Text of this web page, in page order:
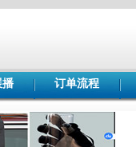
播 订单流程